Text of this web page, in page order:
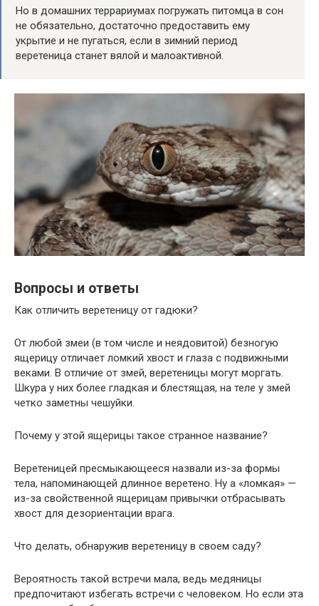
Но в домашних террариумах погружать питомца в сон
не обязательно, достаточно предоставить ему
укрытие и не пугаться, если в зимний период
веретеница станет вялой и малоактивной.
Вопросы и ответы
Как отличить веретеницу от гадюки?
От любой змеи (в том числе и неядовитой) безногую
ящерицу отличает ломкий хвост и глаза с подвижными
веками. В отличие от змей, веретеницы могут моргать.
Шкура у них более гладкая и блестящая, на теле у змей
четко заметны чешуйки.
Почему у этой ящерицы такое странное название?
Веретеницей пресмыкающееся назвали из-за формы
тела, напоминающей длинное веретено. Ну а «ломкая» —
из-за свойственной ящерицам привычки отбрасывать
хвост для дезориентации врага.
Что делать, обнаружив веретеницу в своем саду?
Вероятность такой встречи мала, ведь медяницы
предпочитают избегать встречи с человеком. Но если эта